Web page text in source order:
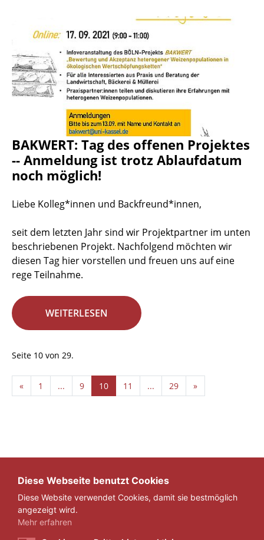
BAKWERT: Tag des offenen Projektes
-- Anmeldung ist trotz Ablaufdatum
noch möglich!
Liebe Kolleg*innen und Backfreund*innen,
seit dem letzten Jahr sind wir Projektpartner im unten
beschriebenen Projekt. Nachfolgend möchten wir
diesen Tag hier vorstellen und freuen uns auf eine
rege Teilnahme.
WEITERLESEN
Seite 10 von 29.
« 1 ... 9 10 11 ... 29 »
Diese Webseite benutzt Cookies
Diese Website verwendet Cookies, damit sie bestmöglich
angezeigt wird.
Mehr erfahren